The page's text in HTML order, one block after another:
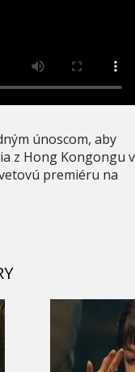
únoscom, aby
z Hong Kongongu v
premiéru na